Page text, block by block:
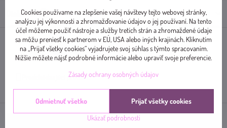
Diskusia 0
FacebookTwitter BlueskyPinterestReddit LinkedInWhatsApp
E-
mail
Predchádzajúci produkt
Cookies používame na zlepšenie vašej návštevy tejto webovej stránky,
analýzu jej výkonnosti a zhromažďovanie údajov o jej používaní. Na tento
účel môžeme použiť nástroje a služby tretích strán a zhromaždené údaje
sa môžu preniesť k partnerom v EÚ, USA alebo iných krajinách. Kliknutím
na „Prijať všetky cookies“ vyjadrujete svoj súhlas s týmto spracovaním.
Nižšie môžete nájsť podrobné informácie alebo upraviť svoje preferencie.
Zásady ochrany osobných údajov
Ukázať podrobnosti
Prijať všetky cookies
Odmietnuť všetko